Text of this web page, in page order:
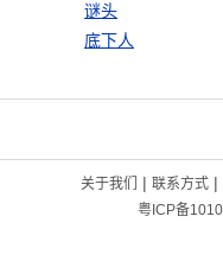
谜头
底下人
关于我们 | 联系方式|
粤ICP备